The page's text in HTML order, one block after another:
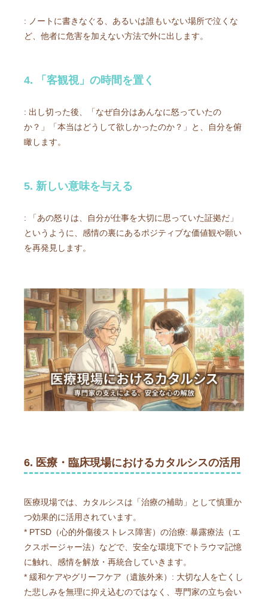
: ノートに書きなぐる、あるいは誰もいない場所で泣くな
ど、他者に危害を加えない方法で外に出します。
4. 「客観視」の時間を置く
: 出し切った後、「なぜ自分はあんなに怒っていたの
か？」「本当はどうして欲しかったのか？」と、自分を俯
瞰します。
5. 新しい意味を与える
: 「あの怒りは、自分が仕事を大切に思っていた証拠だ」
というように、感情の裏にあるポジティブな価値観や願い
を再発見します。
6. 医療・臨床現場におけるカタルシスの活用
医療現場では、カタルシスは「治療の補助」として慎重か
つ効果的に活用されています。
* PTSD（心的外傷後ストレス障害）の治療: 暴露療法（エ
クスポージャー法）などで、安全な環境下でトラウマ記憶
に触れ、感情を解放・再統合していきます。
* 緩和ケアやグリーフケア（遺族外来）: 大切な人を亡くし
た悲しみを無理に抑え込むのではなく、専門家の立ち会い